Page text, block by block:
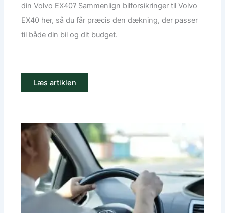
din Volvo EX40? Sammenlign bilforsikringer til Volvo
EX40 her, så du får præcis den dækning, der passer
til både din bil og dit budget.
Læs artiklen